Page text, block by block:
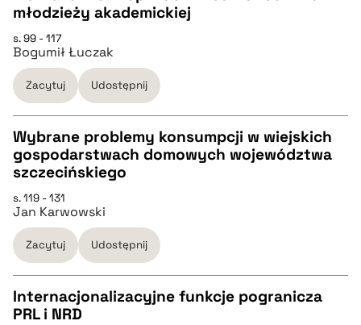
pobierz cytat
CZYSTY TEKST
pobierz cytat
BIBTEX
pobierz cytat
młodzieży akademickiej
s. 99 - 117
Bogumił Łuczak
Zacytuj Udostępnij
CZYSTY TEKST
pobierz cytat
BIBTEX
pobierz cytat
Wybrane problemy konsumpcji w wiejskich
gospodarstwach domowych województwa
szczecińskiego
s. 119 - 131
Jan Karwowski
Zacytuj Udostępnij
Internacjonalizacyjne funkcje pogranicza
PRL i NRD